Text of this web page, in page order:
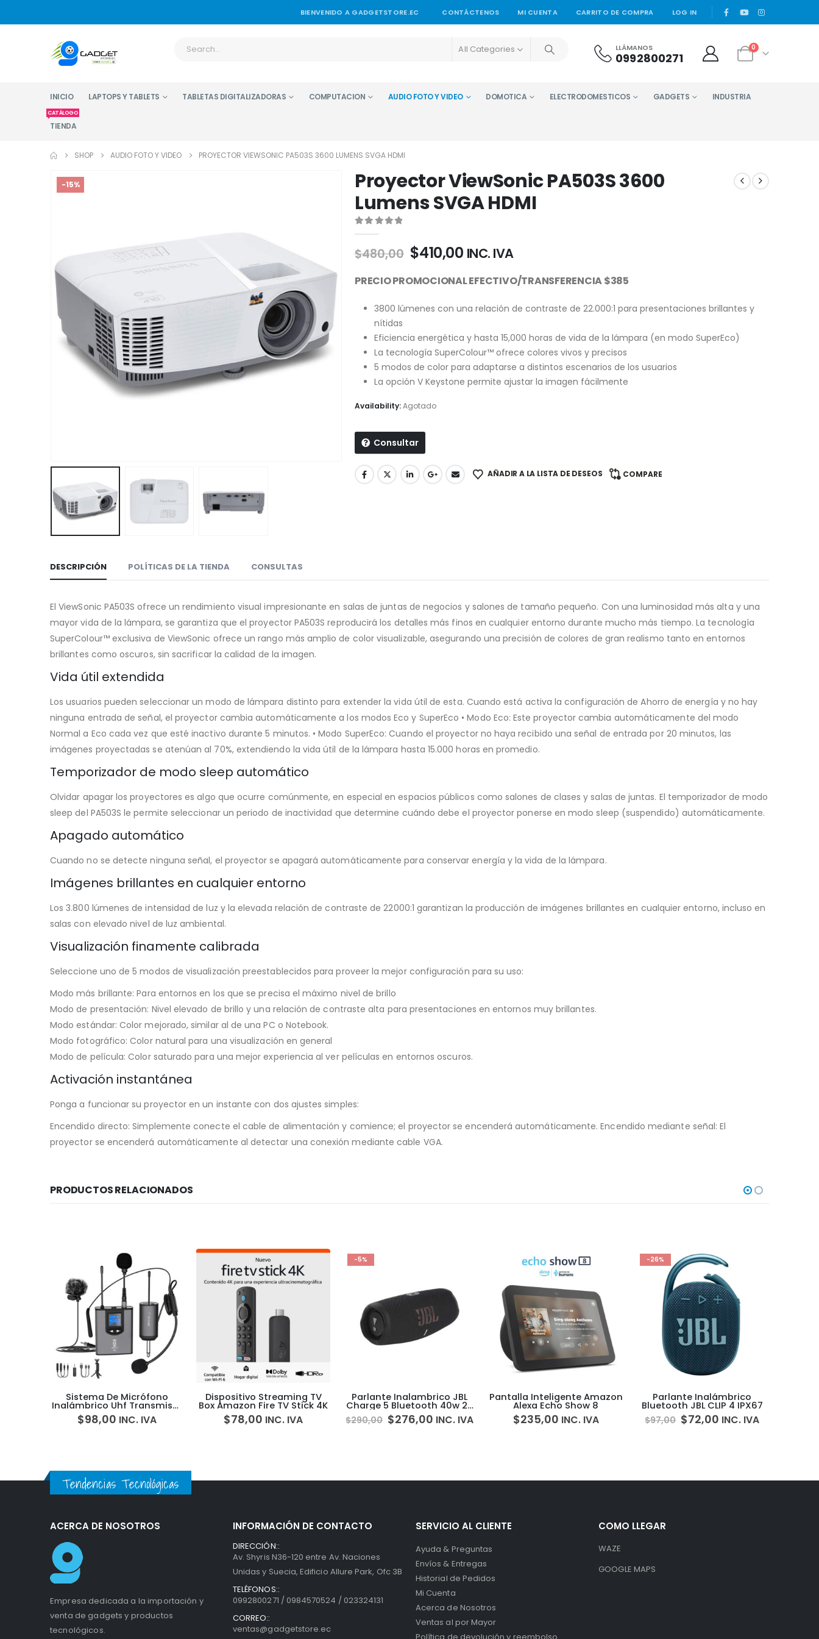
BIENVENIDO A GADGETSTORE.EC CONTÁCTENOS MI CUENTA CARRITO DE COMPRA LOG IN |
All Categories LLÁMANOS
0992800271
0
INICIO LAPTOPS Y TABLETS TABLETAS DIGITALIZADORAS COMPUTACION AUDIO FOTO Y VIDEO DOMOTICA ELECTRODOMESTICOS GADGETS INDUSTRIA
TIENDA
CATÁLOGO
SHOP AUDIO FOTO Y VIDEO PROYECTOR VIEWSONIC PA503S 3600 LUMENS SVGA HDMI
-15%
Proyector ViewSonic PA503S 3600
Lumens SVGA HDMI
0out of 5
$480,00 $410,00 INC. IVA
PRECIO PROMOCIONAL EFECTIVO/TRANSFERENCIA $385
3800 lúmenes con una relación de contraste de 22.000:1 para presentaciones brillantes y
nítidas
Eficiencia energética y hasta 15,000 horas de vida de la lámpara (en modo SuperEco)
La tecnología SuperColour™ ofrece colores vivos y precisos
5 modos de color para adaptarse a distintos escenarios de los usuarios
La opción V Keystone permite ajustar la imagen fácilmente
Availability:Agotado
Consultar
AÑADIR A LA LISTA DE DESEOS COMPARE
DESCRIPCIÓN POLÍTICAS DE LA TIENDA CONSULTAS
El ViewSonic PA503S ofrece un rendimiento visual impresionante en salas de juntas de negocios y salones de tamaño pequeño. Con una luminosidad más alta y una
mayor vida de la lámpara, se garantiza que el proyector PA503S reproducirá los detalles más finos en cualquier entorno durante mucho más tiempo. La tecnología
SuperColour™ exclusiva de ViewSonic ofrece un rango más amplio de color visualizable, asegurando una precisión de colores de gran realismo tanto en entornos
brillantes como oscuros, sin sacrificar la calidad de la imagen.
Vida útil extendida
Los usuarios pueden seleccionar un modo de lámpara distinto para extender la vida útil de esta. Cuando está activa la configuración de Ahorro de energía y no hay
ninguna entrada de señal, el proyector cambia automáticamente a los modos Eco y SuperEco • Modo Eco: Este proyector cambia automáticamente del modo
Normal a Eco cada vez que esté inactivo durante 5 minutos. • Modo SuperEco: Cuando el proyector no haya recibido una señal de entrada por 20 minutos, las
imágenes proyectadas se atenúan al 70%, extendiendo la vida útil de la lámpara hasta 15.000 horas en promedio.
Temporizador de modo sleep automático
Olvidar apagar los proyectores es algo que ocurre comúnmente, en especial en espacios públicos como salones de clases y salas de juntas. El temporizador de modo
sleep del PA503S le permite seleccionar un periodo de inactividad que determine cuándo debe el proyector ponerse en modo sleep (suspendido) automáticamente.
Apagado automático
Cuando no se detecte ninguna señal, el proyector se apagará automáticamente para conservar energía y la vida de la lámpara.
Imágenes brillantes en cualquier entorno
Los 3.800 lúmenes de intensidad de luz y la elevada relación de contraste de 22000:1 garantizan la producción de imágenes brillantes en cualquier entorno, incluso en
salas con elevado nivel de luz ambiental.
Visualización finamente calibrada
Seleccione uno de 5 modos de visualización preestablecidos para proveer la mejor configuración para su uso:
Modo más brillante: Para entornos en los que se precisa el máximo nivel de brillo
Modo de presentación: Nivel elevado de brillo y una relación de contraste alta para presentaciones en entornos muy brillantes.
Modo estándar: Color mejorado, similar al de una PC o Notebook.
Modo fotográfico: Color natural para una visualización en general
Modo de película: Color saturado para una mejor experiencia al ver películas en entornos oscuros.
Activación instantánea
Ponga a funcionar su proyector en un instante con dos ajustes simples:
Encendido directo: Simplemente conecte el cable de alimentación y comience; el proyector se encenderá automáticamente. Encendido mediante señal: El
proyector se encenderá automáticamente al detectar una conexión mediante cable VGA.
PRODUCTOS RELACIONADOS
Dispositivo Streaming TV
Box Amazon Fire TV Stick 4K
$78,00 INC. IVA
Parlante Inalambrico JBL
Charge 5 Bluetooth 40w 20
Horas IP67
290,00 $276,00 INC. IVA
Pantalla Inteligente Amazon
Alexa Echo Show 8
$235,00INC. IVA
Parlante Inalámbrico
Bluetooth JBL CLIP 4 IPX67
97,00 $72,00INC. IVA
Walkie Talkie Motorola
Talkabout T470 Kit de 2
Radios
$170,00INC. IVA
Tendencias Tecnológicas
ACERCA DE NOSOTROS
Empresa dedicada a la importación y
venta de gadgets y productos
tecnológicos.
INFORMACIÓN DE CONTACTO
DIRECCIÓN::
Av. Shyris N36-120 entre Av. Naciones
Unidas y Suecia, Edificio Allure Park, Ofc 3B
TELÉFONOS::
0992800271 / 0984570524 / 023324131
CORREO::
ventas@gadgetstore.ec
SERVICIO AL CLIENTE
Ayuda & Preguntas
Envíos & Entregas
Historial de Pedidos
Mi Cuenta
Acerca de Nosotros
Ventas al por Mayor
COMO LLEGAR
WAZE
GOOGLE MAPS